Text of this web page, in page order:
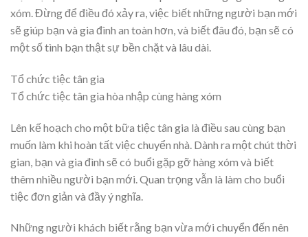
xóm. Đừng để điều đó xảy ra, việc biết những người bạn mới
sẽ giúp bạn và gia đình an toàn hơn, và biết đâu đó, bạn sẽ có
một số tình bạn thật sự bền chặt và lâu dài.
Tổ chức tiệc tân gia
Tổ chức tiệc tân gia hòa nhập cùng hàng xóm
Lên kế hoạch cho một bữa tiệc tân gia là điều sau cùng bạn
muốn làm khi hoàn tất việc chuyển nhà. Dành ra một chút thời
gian, bạn và gia đình sẽ có buổi gặp gỡ hàng xóm và biết
thêm nhiều người bạn mới. Quan trọng vẫn là làm cho buổi
tiệc đơn giản và đầy ý nghĩa.
Những người khách biết rằng bạn vừa mới chuyển đến nên